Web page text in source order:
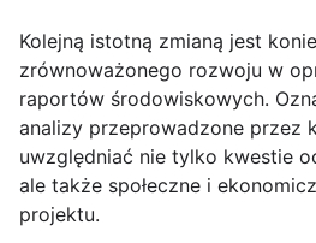
Kolejną istotną zmianą jest
zrównoważonego rozwoju w
raportów środowiskowych.
analizy przeprowadzone przez
uwzględniać nie tylko kwestie
ale także społeczne i
projektu.